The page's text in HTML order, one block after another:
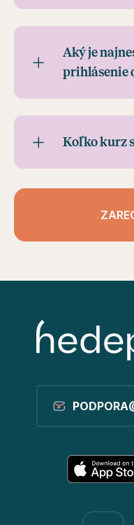
Aký je
prihlásenie
Koľko kurz